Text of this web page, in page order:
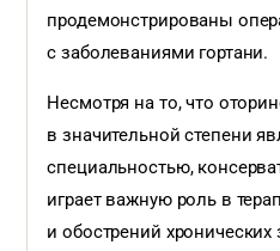
продемонстрированы
с заболеваниями гортани.
Несмотря на то, что
в значительной степени
специальностью,
играет важную роль в
и обострений